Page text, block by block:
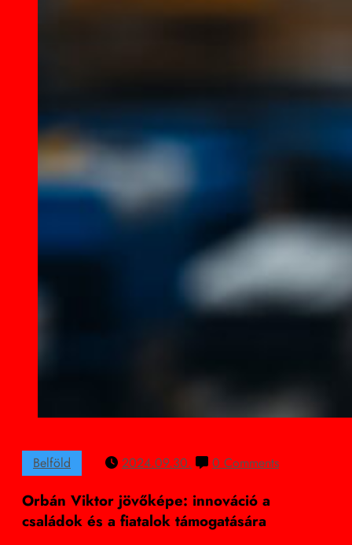
Belföld 2024.09.30. 0 Comments
Orbán Viktor jövőképe: innováció a
családok és a fiatalok támogatására